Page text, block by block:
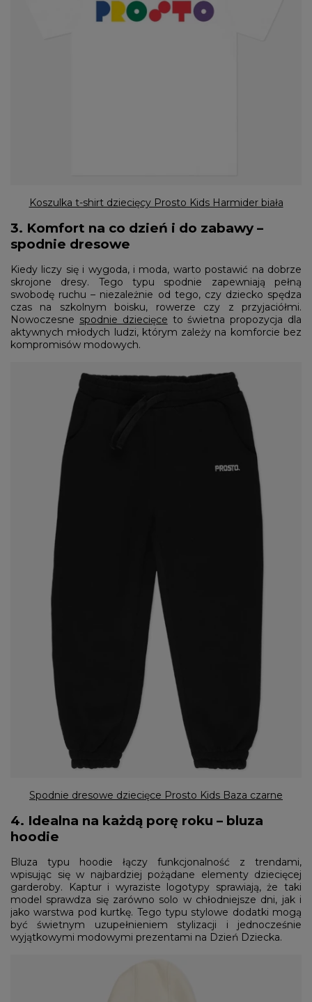
Koszulka t-shirt dziecięcy Prosto Kids Harmider biała
3. Komfort na co dzień i do zabawy –
spodnie dresowe
Kiedy liczy się i wygoda, i moda, warto postawić na dobrze
skrojone dresy. Tego typu spodnie zapewniają pełną
swobodę ruchu – niezależnie od tego, czy dziecko spędza
czas na szkolnym boisku, rowerze czy z przyjaciółmi.
Nowoczesne spodnie dziecięce to świetna propozycja dla
aktywnych młodych ludzi, którym zależy na komforcie bez
kompromisów modowych.
Spodnie dresowe dziecięce Prosto Kids Baza czarne
4. Idealna na każdą porę roku – bluza
hoodie
Bluza typu hoodie łączy funkcjonalność z trendami,
wpisując się w najbardziej pożądane elementy dziecięcej
garderoby. Kaptur i wyraziste logotypy sprawiają, że taki
model sprawdza się zarówno solo w chłodniejsze dni, jak i
jako warstwa pod kurtkę. Tego typu stylowe dodatki mogą
być świetnym uzupełnieniem stylizacji i jednocześnie
wyjątkowymi modowymi prezentami na Dzień Dziecka.